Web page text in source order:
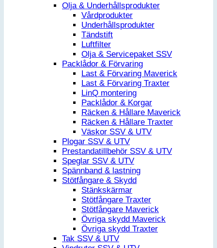
Olja & Underhållsprodukter
Vårdprodukter
Underhållsprodukter
Tändstift
Luftfilter
Olja & Servicepaket SSV
Packlådor & Förvaring
Last & Förvaring Maverick
Last & Förvaring Traxter
LinQ montering
Packlådor & Korgar
Räcken & Hållare Maverick
Räcken & Hållare Traxter
Väskor SSV & UTV
Plogar SSV & UTV
Prestandatillbehör SSV & UTV
Speglar SSV & UTV
Spännband & lastning
Stötfångare & Skydd
Stänkskärmar
Stötfångare Traxter
Stötfångare Maverick
Övriga skydd Maverick
Övriga skydd Traxter
Tak SSV & UTV